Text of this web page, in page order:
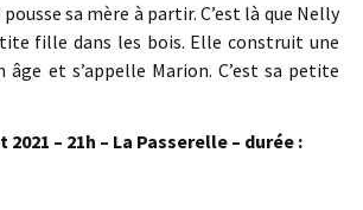
sa mère à partir. C’est là que Nelly
fille dans les bois. Elle construit une
âge et s’appelle Marion. C’est sa petite
– 21h – La Passerelle – durée :